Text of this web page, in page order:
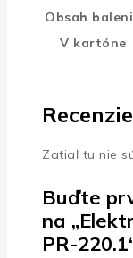
Obsah
V kartóne
Recenzie
Zatiaľ tu nie
Buďte
na
PR-